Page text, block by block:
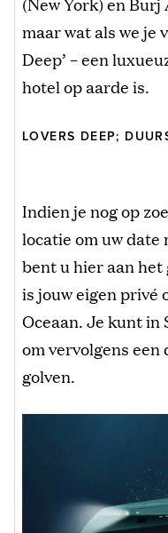
maar wat als we je
Deep’ – een
hotel op aarde is.
LOVERS DEEP;
Indien je nog op
locatie om uw date
bent u hier aan het
is jouw eigen privé
Oceaan. Je kunt in
om vervolgens
golven.